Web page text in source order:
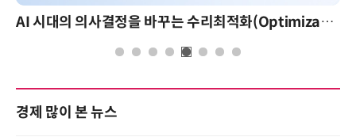
AI 시대의 의사결정을 바꾸는 수리최적화(Optimization): 실제 산업 적용 사례와 활용 전략
경제 많이 본 뉴스